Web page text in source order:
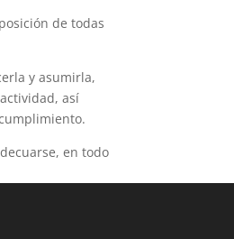
de todas
y asumirla,
así
en todo